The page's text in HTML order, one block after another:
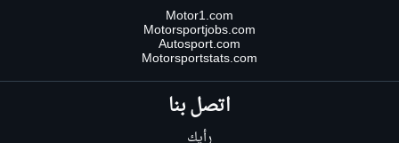
Motor1.com
Motorsportjobs.com
Autosport.com
Motorsportstats.com
اتصل بنا